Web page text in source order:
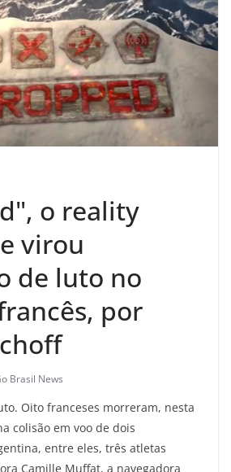
o reality
virou
de luto no
por
Brasil News
Oito franceses morreram, nesta
colisão em voo de dois
entre eles, três atletas
Camille Muffat, a navegadora